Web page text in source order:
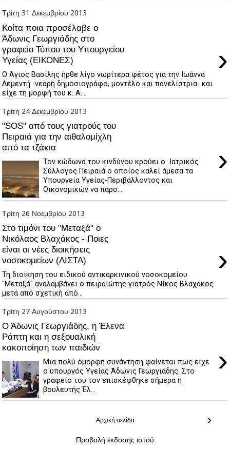
Τρίτη 31 Δεκεμβρίου 2013
Κοίτα ποια προσέλαβε ο
Άδωνις Γεωργιάδης στο
γραφείο Τύπου του Υπουργείου
Υγείας (ΕΙΚΟΝΕΣ)
›
Ο Άγιος Βασίλης ήρθε λίγο νωρίτερα φέτος για την Ιωάννα
Δεμεντή -νεαρή δημοσιογράφο, μοντέλο και πανελίστρια- και
είχε τη μορφή του κ. Α....
Τρίτη 24 Δεκεμβρίου 2013
"SOS" από τους γιατρούς του
Πειραιά για την αιθαλομίχλη
από τα τζάκια
›
Τον κώδωνα του κινδύνου κρούει ο Ιατρικός
Σύλλογος Πειραιά ο οποίος καλεί άμεσα τα
Υπουργεία Υγείας-Περιβάλλοντος και
Οικονομικών να πάρο...
Τρίτη 26 Νοεμβρίου 2013
Στο τιμόνι του "Μεταξά" ο
Νικόλαος Βλαχάκος - Ποιες
είναι οι νέες διοικήσεις
νοσοκομείων (ΛΙΣΤΑ)
›
Τη διοίκηση του ειδικού αντικαρκινικού νοσοκομείου
"Μεταξά" αναλαμβάνει ο πειραιώτης γιατρός Νίκος Βλαχάκος
μετά από σχετική από...
Τρίτη 27 Αυγούστου 2013
Ο Άδωνις Γεωργιάδης, η Έλενα
Ράπτη και η σεξουαλική
κακοποίηση των παιδιών
›
Μια πολύ όμορφη συνάντηση φαίνεται πως είχε
ο υπουργός Υγείας Άδωνις Γεωργιάδης. Στο
γραφείο του τον επισκέφθηκε σήμερα η
βουλευτής Έλ...
›
Αρχική σελίδα
Προβολή έκδοσης ιστού